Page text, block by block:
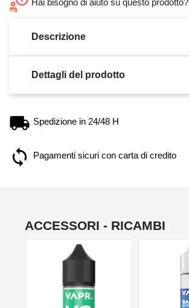
Hai bisogno di aiuto su questo prodotto?
Descrizione
Dettagli del prodotto
Spedizione in 24/48 H
Pagamenti sicuri con carta di credito
ACCESSORI - RICAMBI